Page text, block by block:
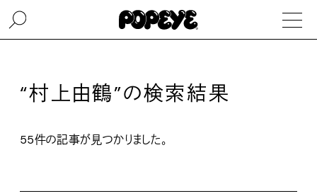
“村上由鶴”の検索結果
55件の記事が見つかりました。